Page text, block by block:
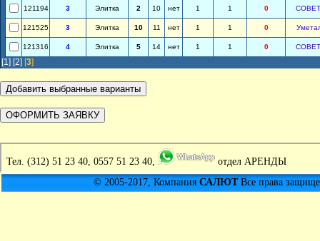
121194 3 Элитка 2 10 нет 1 1 0
121525 3 Элитка 10 11 нет 1 1 0
121316 4 Элитка 5 14 нет 1 1 0
[1] [2] [3]
Тел. (312) 51 23 40, 0557 51 23 40,
отдел АРЕНДЫ
© 2005-2017, Компания САЛЮТВсе права